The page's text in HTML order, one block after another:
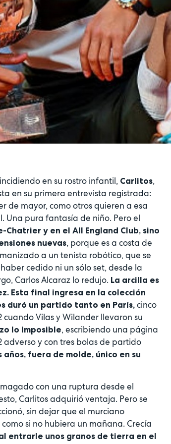
en su rostro infantil, Carlitos,
en su primera entrevista registrada:
de mayor, como otros quieren a esa
Una pura fantasía de niño. Pero el
Chatrier y en el All England Club, sino
nuevas, porque es a costa de
a un tenista robótico, que se
cedido ni un sólo set, desde la
Carlos Alcaraz lo redujo. La arcilla es
Esta final ingresa en la colección
duró un partido tanto en París, cinco
Vilas y Wilander llevaron su
lo imposible, escribiendo una página
y con tres bolas de partido
fuera de molde, único en su
con una ruptura desde el
Carlitos adquirió ventaja. Pero se
sin dejar que el murciano
si no hubiera un mañana. Crecía
entrarle unos granos de tierra en el